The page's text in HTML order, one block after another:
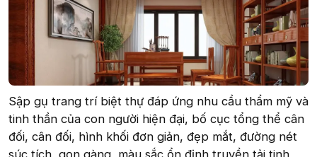
Sập gụ trang trí biệt thự đáp ứng nhu cầu thẩm mỹ và
tinh thần của con người hiện đại, bố cục tổng thể cân
đối, cân đối, hình khối đơn giản, đẹp mắt, đường nét